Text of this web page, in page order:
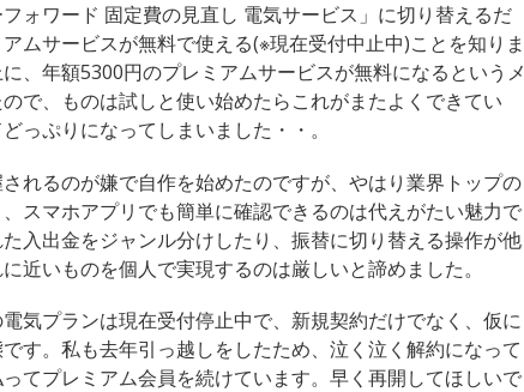
ォワード 固定費の見直し 電気サービス」に切り替えるだ
ムサービスが無料で使える(※現在受付中止中)ことを知りま
、年額5300円のプレミアムサービスが無料になるというメ
で、ものは試しと使い始めたらこれがまたよくできてい
っぷりになってしまいました・・。
れるのが嫌で自作を始めたのですが、やはり業界トップの
スマホアプリでも簡単に確認できるのは代えがたい魅力で
入出金をジャンル分けしたり、振替に切り替える操作が他
近いものを個人で実現するのは厳しいと諦めました。
気プランは現在受付停止中で、新規契約だけでなく、仮に
す。私も去年引っ越しをしたため、泣く泣く解約になって
てプレミアム会員を続けています。早く再開してほしいで